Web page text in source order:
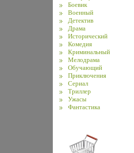
Боевик
Военный
Детектив
Драма
Исторический
Комедия
Криминальный
Мелодрама
Обучающий
Приключения
Сериал
Триллер
Ужасы
Фантастика